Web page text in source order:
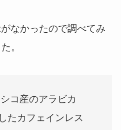
なかったので調べてみ
。
コ産のアラビカ
たカフェインレス